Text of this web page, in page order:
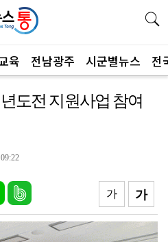
육 전남광주 시군별뉴스 전
도전 지원사업 참여
가
가